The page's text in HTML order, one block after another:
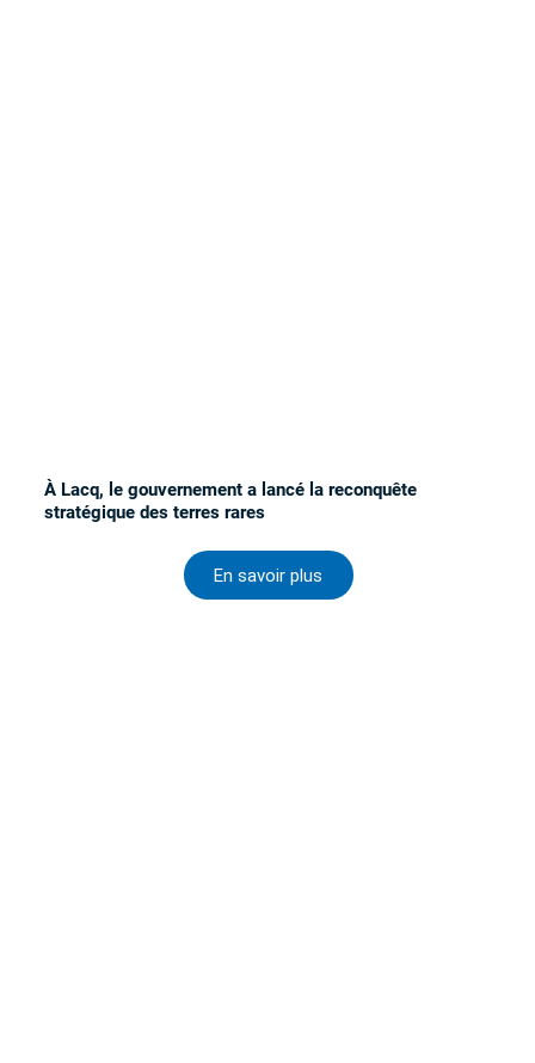
À Lacq, le gouvernement a lancé la reconquête
stratégique des terres rares
En savoir plus